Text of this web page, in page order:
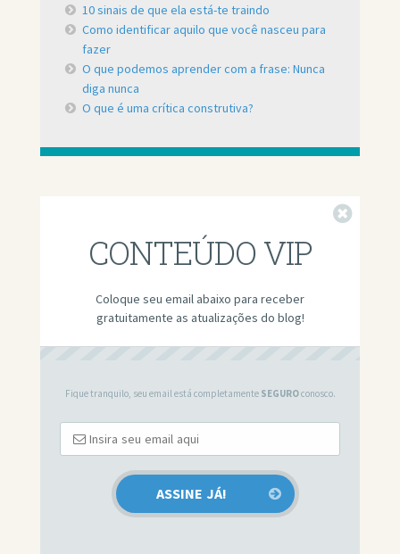
10 sinais de que ela está-te traindo
Como identificar aquilo que você nasceu para
fazer
O que podemos aprender com a frase: Nunca
diga nunca
O que é uma crítica construtiva?
CONTEÚDO VIP
Coloque seu email abaixo para receber
gratuitamente as atualizações do blog!
Fique tranquilo, seu email está completamente SEGUROconosco.